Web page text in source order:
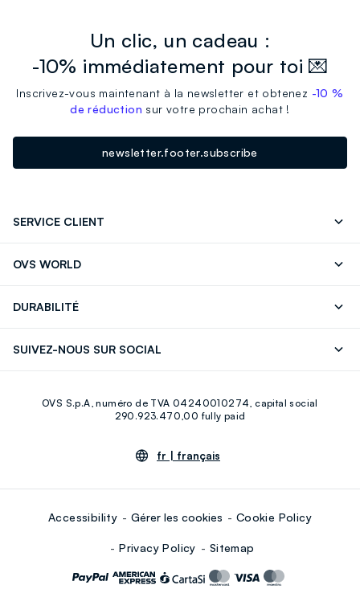
Un clic, un cadeau :
-10% immédiatement pour toi 💌
Inscrivez-vous maintenant à la newsletter et obtenez -10 %
de réduction sur votre prochain achat !
newsletter.footer.subscribe
SERVICE CLIENT
OVS WORLD
DURABILITÉ
SUIVEZ-NOUS SUR SOCIAL
Youtube Linkedin
OVS S.p.A, numéro de TVA 04240010274, capital social
290.923.470,00 fully paid
fr | français
Accessibility Gérer les cookies Cookie Policy
Privacy Policy Sitemap